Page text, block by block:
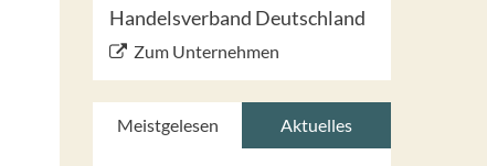
Handelsverband Deutschland
Zum Unternehmen
Meistgelesen Aktuelles